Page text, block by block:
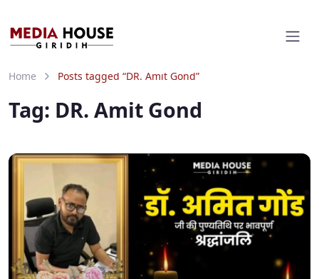
Home Posts tagged “DR. Amit Gond”
Tag: DR. Amit Gond